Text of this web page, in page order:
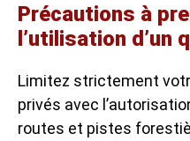
Précautions à
l’utilisation d’un
Limitez strictement
privés avec
routes et pistes